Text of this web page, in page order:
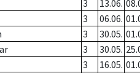
3 13.06.
3 06.06.
3 30.05.
3 30.05.
3 16.05.